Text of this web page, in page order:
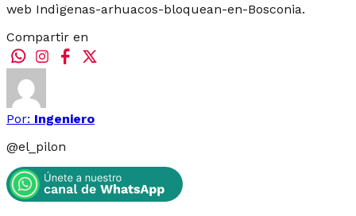
web Indìgenas-arhuacos-bloquean-en-Bosconia.
Compartir en
Por: Ingeniero
@el_pilon